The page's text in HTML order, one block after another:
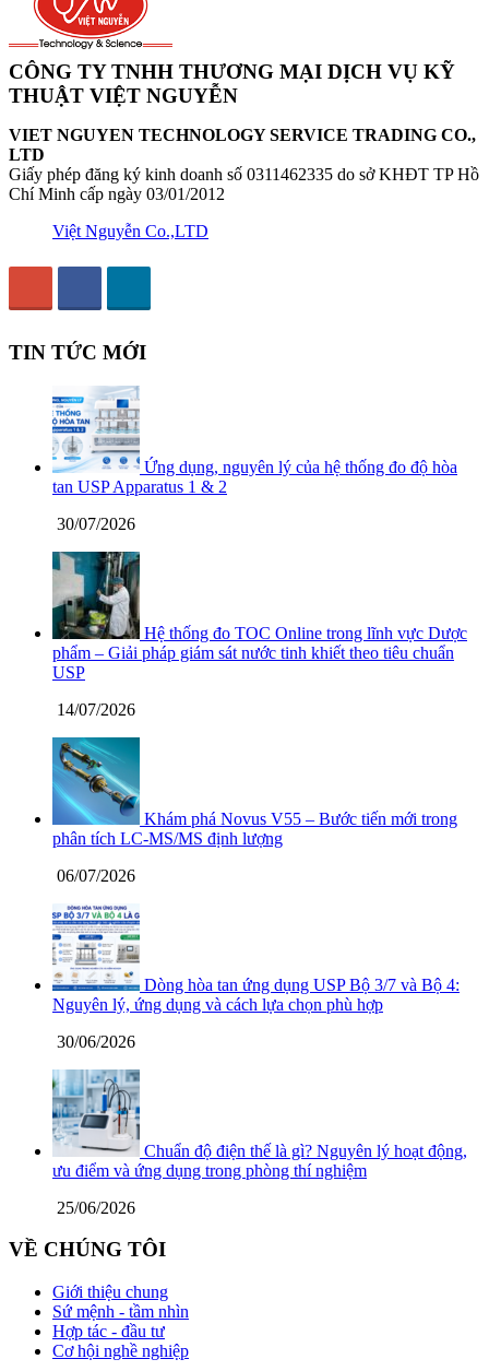
CÔNG TY TNHH THƯƠNG MẠI DỊCH VỤ KỸ
THUẬT VIỆT NGUYỄN
VIET NGUYEN TECHNOLOGY SERVICE TRADING CO.,
LTD
Giấy phép đăng ký kinh doanh số 0311462335 do sở KHĐT TP Hồ
Chí Minh cấp ngày 03/01/2012
Việt Nguyễn Co.,LTD
TIN TỨC MỚI
Ứng dụng, nguyên lý của hệ thống đo độ hòa
tan USP Apparatus 1 & 2
30/07/2026
Hệ thống đo TOC Online trong lĩnh vực Dược
phẩm – Giải pháp giám sát nước tinh khiết theo tiêu chuẩn
USP
14/07/2026
Khám phá Novus V55 – Bước tiến mới trong
phân tích LC-MS/MS định lượng
06/07/2026
Dòng hòa tan ứng dụng USP Bộ 3/7 và Bộ 4:
Nguyên lý, ứng dụng và cách lựa chọn phù hợp
30/06/2026
Chuẩn độ điện thế là gì? Nguyên lý hoạt động,
ưu điểm và ứng dụng trong phòng thí nghiệm
25/06/2026
VỀ CHÚNG TÔI
Giới thiệu chung
Sứ mệnh - tầm nhìn
Hợp tác - đầu tư
Cơ hội nghề nghiệp